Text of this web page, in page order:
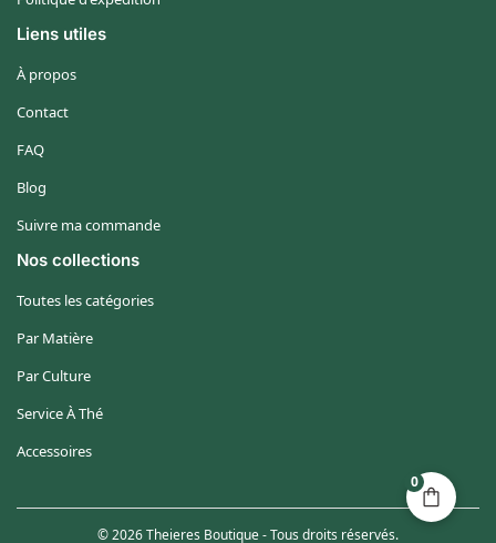
0
Liens utiles
À propos
Contact
FAQ
Blog
Suivre ma commande
Nos collections
Toutes les catégories
Par Matière
Par Culture
Service À Thé
Accessoires
© 2026 Theieres Boutique - Tous droits réservés.